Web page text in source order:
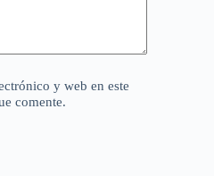
y web en este
comente.